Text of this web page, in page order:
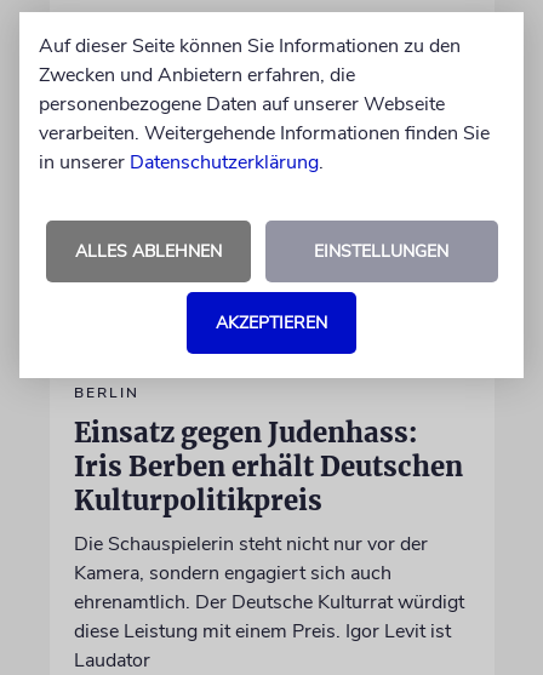
von Felix Schotland
07.08.2026
BERLIN
Einsatz gegen Judenhass:
Iris Berben erhält Deutschen
Kulturpolitikpreis
Die Schauspielerin steht nicht nur vor der
Kamera, sondern engagiert sich auch
ehrenamtlich. Der Deutsche Kulturrat würdigt
diese Leistung mit einem Preis. Igor Levit ist
Laudator
Auf dieser Seite können Sie Informationen zu den
Zwecken und Anbietern erfahren, die
personenbezogene Daten auf unserer Webseite
verarbeiten. Weitergehende Informationen finden Sie
in unserer Datenschutzerklärung.
ALLES ABLEHNEN EINSTELLUNGEN
AKZEPTIEREN